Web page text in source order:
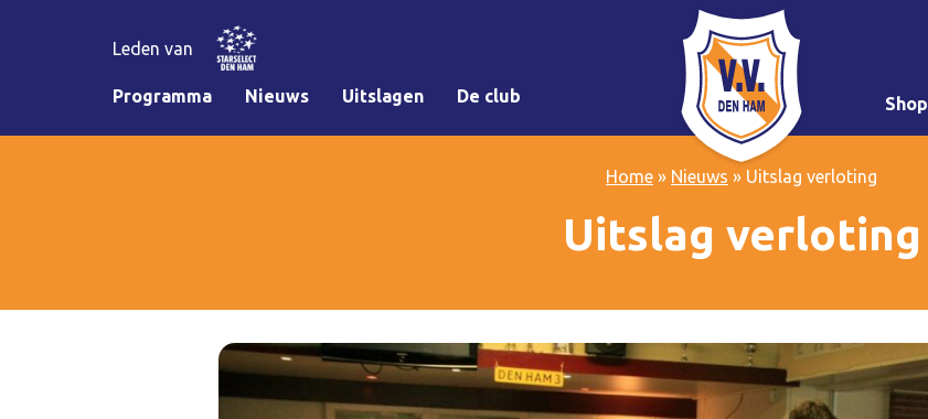
Leden van
Programma Nieuws Uitslagen De club Shop
Home » Nieuws » Uitslag verloting
Uitslag verloting